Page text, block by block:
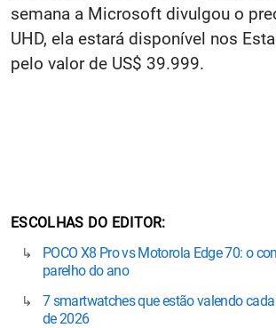
semana a Microsoft divulgou o
UHD, ela estará disponível nos
pelo valor de US$ 39.999.
ESCOLHAS DO EDITOR
POCO X8 Pro vs Motorola Edge 70: o
parelho do ano
7 smartwatches que estão valendo
de 2026